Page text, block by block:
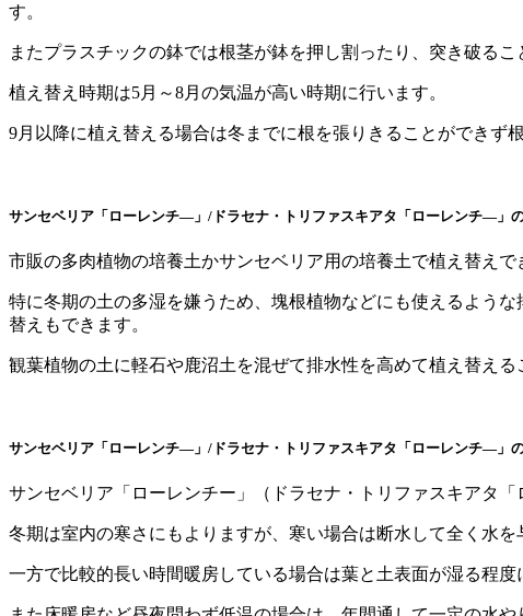
す。
またプラスチックの鉢では根茎が鉢を押し割ったり、突き破る
植え替え時期は5月～8月の気温が高い時期に行います。
9月以降に植え替える場合は冬までに根を張りきることができず
サンセベリア「ローレンチ―」/ドラセナ・トリファスキアタ「ローレンチ―」
市販の多肉植物の培養土かサンセベリア用の培養土で植え替えで
特に冬期の土の多湿を嫌うため、塊根植物などにも使えるよう
替えもできます。
観葉植物の土に軽石や鹿沼土を混ぜて排水性を高めて植え替え
サンセベリア「ローレンチ―」/ドラセナ・トリファスキアタ「ローレンチ―」
サンセベリア「ローレンチー」（ドラセナ・トリファスキアタ
冬期は室内の寒さにもよりますが、寒い場合は断水して全く水を
一方で比較的長い時間暖房している場合は葉と土表面が湿る程度